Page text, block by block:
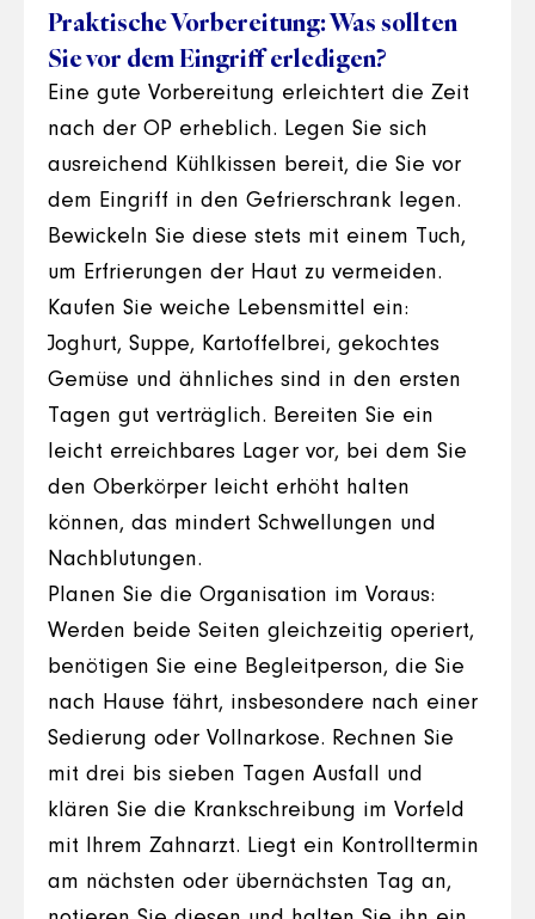
Praktische Vorbereitung: Was sollten
Sie vor dem Eingriff erledigen?
Eine gute Vorbereitung erleichtert die Zeit
nach der OP erheblich. Legen Sie sich
ausreichend Kühlkissen bereit, die Sie vor
dem Eingriff in den Gefrierschrank legen.
Bewickeln Sie diese stets mit einem Tuch,
um Erfrierungen der Haut zu vermeiden.
Kaufen Sie weiche Lebensmittel ein:
Joghurt, Suppe, Kartoffelbrei, gekochtes
Gemüse und ähnliches sind in den ersten
Tagen gut verträglich. Bereiten Sie ein
leicht erreichbares Lager vor, bei dem Sie
den Oberkörper leicht erhöht halten
können, das mindert Schwellungen und
Nachblutungen.
Planen Sie die Organisation im Voraus:
Werden beide Seiten gleichzeitig operiert,
benötigen Sie eine Begleitperson, die Sie
nach Hause fährt, insbesondere nach einer
Sedierung oder Vollnarkose. Rechnen Sie
mit drei bis sieben Tagen Ausfall und
klären Sie die Krankschreibung im Vorfeld
mit Ihrem Zahnarzt. Liegt ein Kontrolltermin
am nächsten oder übernächsten Tag an,